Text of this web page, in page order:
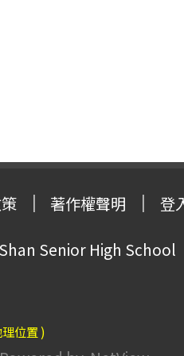
著作權聲明 登
Senior High School
位置 )